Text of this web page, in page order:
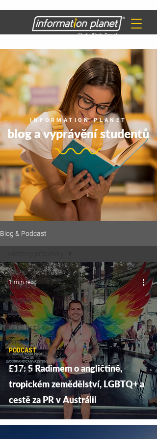
INFORMATION PLANET
blog a vyprávění studentů
Blog & Podcast
Všechny příspěvky
Austrálie
Kanada
USA
Velká Británie
Evropa
VLOG
PODCAST
E17: S Radimem o angličtině,
tropickém zemědělství, LGBTQ+ a
cestě za PR v Austrálii
PODCAST
1 min read